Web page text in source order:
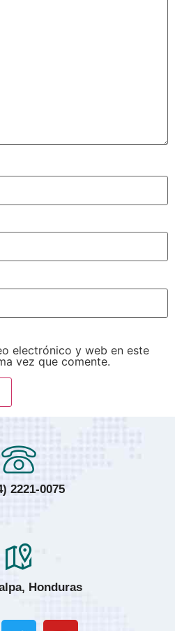
electrónico y web en este
vez que comente.
2221-0075
Honduras